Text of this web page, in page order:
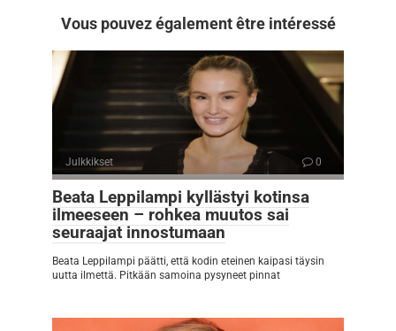
Vous pouvez également être intéressé
Julkkikset 0
Beata Leppilampi kyllästyi kotinsa
ilmeeseen – rohkea muutos sai
seuraajat innostumaan
Beata Leppilampi päätti, että kodin eteinen kaipasi täysin
uutta ilmettä. Pitkään samoina pysyneet pinnat